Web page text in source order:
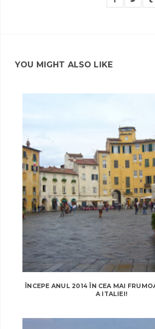
YOU MIGHT ALSO LIKE
ÎNCEPE ANUL 2014 ÎN CEA MAI
A ITALIEI!